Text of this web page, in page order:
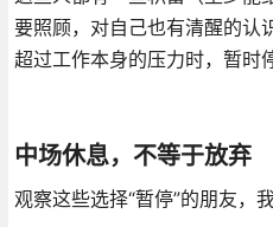
要照顾，对自己也有清醒的认
超过工作本身的压力时，暂时
中场休息，不等于放弃
观察这些选择“暂停”的朋友，